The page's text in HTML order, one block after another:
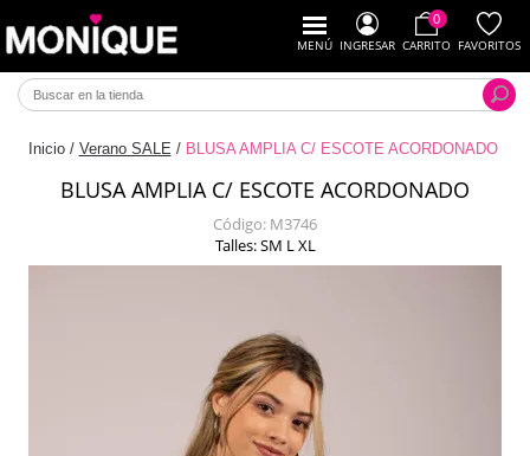
MENÚ INGRESAR
0
CARRITO FAVORITOS
Inicio / Verano SALE / BLUSA AMPLIA C/ ESCOTE ACORDONADO
BLUSA AMPLIA C/ ESCOTE ACORDONADO
Código: M3746
Talles: SM L XL